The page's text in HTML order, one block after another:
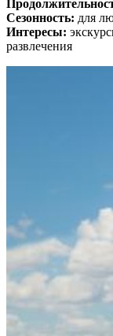
Сезонность: для
Интересы:
развлечения